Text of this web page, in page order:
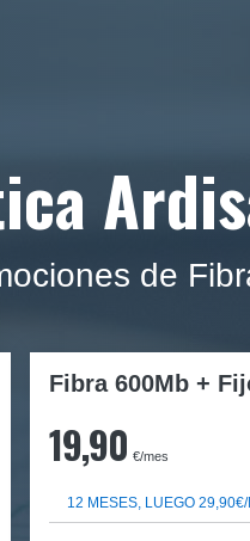
de
Fibra 600Mb +
19,90 €/mes
12 MESES, LUEGO